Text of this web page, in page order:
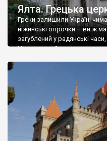
Ялта. Грецька
Греки залишили Україні
ніжинські огірочки – ви ж
загублений у радянські
Ніжин греки?